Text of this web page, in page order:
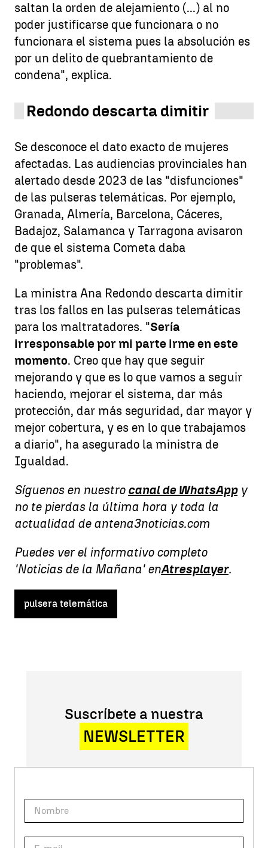
saltan la orden de alejamiento (...) al no
poder justificarse que funcionara o no
funcionara el sistema pues la absolución es
por un delito de quebrantamiento de
condena", explica.
Redondo descarta dimitir
Se desconoce el dato exacto de mujeres
afectadas. Las audiencias provinciales han
alertado desde 2023 de las "disfunciones"
de las pulseras telemáticas. Por ejemplo,
Granada, Almería, Barcelona, Cáceres,
Badajoz, Salamanca y Tarragona avisaron
de que el sistema Cometa daba
"problemas".
La ministra Ana Redondo descarta dimitir
tras los fallos en las pulseras telemáticas
para los maltratadores. "Sería
irresponsable por mi parte irme en este
momento. Creo que hay que seguir
mejorando y que es lo que vamos a seguir
haciendo, mejorar el sistema, dar más
protección, dar más seguridad, dar mayor y
mejor cobertura, y es en lo que trabajamos
a diario", ha asegurado la ministra de
Igualdad.
Síguenos en nuestro canal de WhatsAppy
no te pierdas la última hora y toda la
actualidad de antena3noticias.com
Puedes ver el informativo completo
'Noticias de la Mañana' enAtresplayer.
pulsera telemática
Suscríbete a nuestra
NEWSLETTER